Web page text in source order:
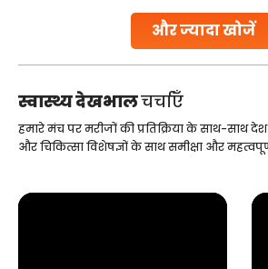
और ज्यादा खोजें
Studies, such as one published
स्वास्थ्य देखभालचर्चाएँ
हमारे मंच पर मरीजों की प्रतिक्रिया के साथ-साथ
और चिकित्सा विशेषज्ञों के साथ समीक्षा और महत्वपूर्ण